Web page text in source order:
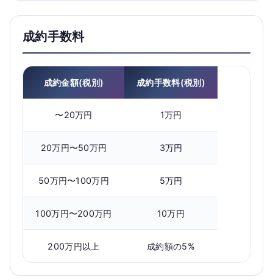
成約手数料
成約金額(税別) 成約手数料(税別)
〜20万円 1万円
20万円〜50万円 3万円
50万円〜100万円 5万円
100万円〜200万円 10万円
200万円以上 成約額の5%